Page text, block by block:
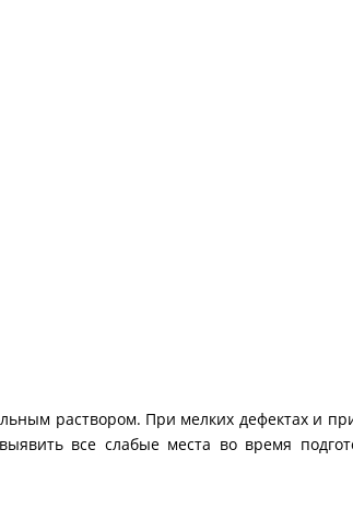
раствором. При мелких дефектах и
все слабые места во время